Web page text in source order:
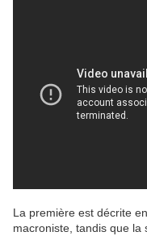
La première est décrite
macroniste, tandis que